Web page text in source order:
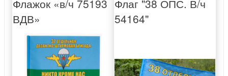
Флажок «в/ч 75193
ВДВ»
Флаг "38 ОПС. В/ч
54164"